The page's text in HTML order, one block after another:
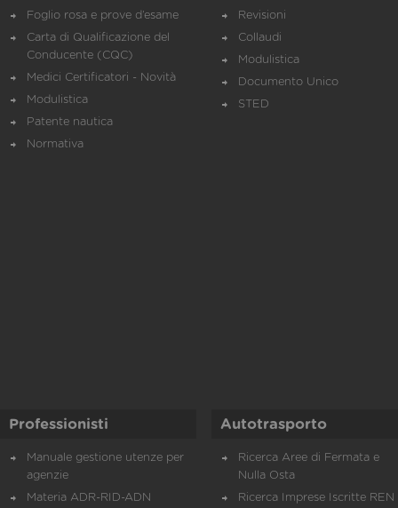
Foglio rosa e prove d’esame
Carta di Qualificazione del
Conducente (CQC)
Medici Certificatori - Novità
Modulistica
Patente nautica
Normativa
Revisioni
Collaudi
Modulistica
Documento Unico
STED
Professionisti
Manuale gestione utenze per
agenzie
Materia ADR-RID-ADN
Autotrasporto
Ricerca Aree di Fermata e
Nulla Osta
Ricerca Imprese Iscritte REN